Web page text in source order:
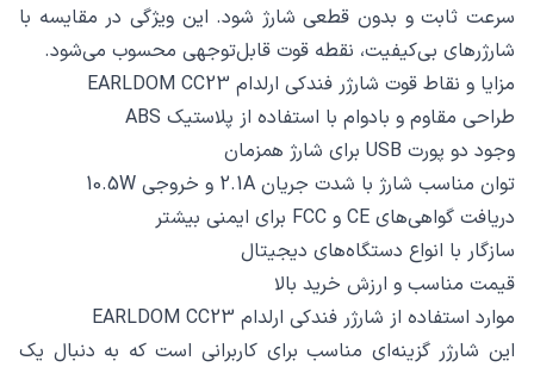
سرعت ثابت و بدون قطعی شارژ شود. این ویژگی در مقایسه با
شارژرهای بی‌کیفیت، نقطه قوت قابل‌توجهی محسوب می‌شود.
مزایا و نقاط قوت شارژر فندکی ارلدام EARLDOM CC23
طراحی مقاوم و بادوام با استفاده از پلاستیک ABS
وجود دو پورت USB برای شارژ همزمان
توان مناسب شارژ با شدت جریان 2.1A و خروجی 10.5W
دریافت گواهی‌های CE و FCC برای ایمنی بیشتر
سازگار با انواع دستگاه‌های دیجیتال
قیمت مناسب و ارزش خرید بالا
موارد استفاده از شارژر فندکی ارلدام EARLDOM CC23
این شارژر گزینه‌ای مناسب برای کاربرانی است که به دنبال یک